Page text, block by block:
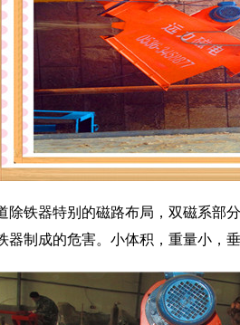
除铁器特别的磁路布局，双磁系部
制成的危害。小体积，重量小，